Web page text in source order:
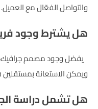
والتواصل الفعّال مع العميل.
هل يشترط وجود
يفضل وجود مصمم
ويمكن الاستعانة بمستقلين
هل تشمل دراسة